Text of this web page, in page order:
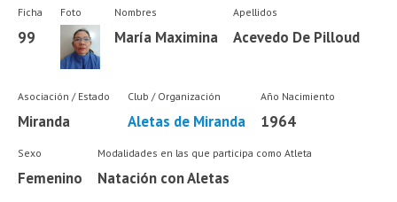
Ficha
99
Foto Nombres
María Maximina
Apellidos
Acevedo De Pilloud
Asociación / Estado
Miranda
Club / Organización
Aletas de Miranda
Año Nacimiento
1964
Sexo
Femenino
Modalidades en las que participa como Atleta
Natación con Aletas